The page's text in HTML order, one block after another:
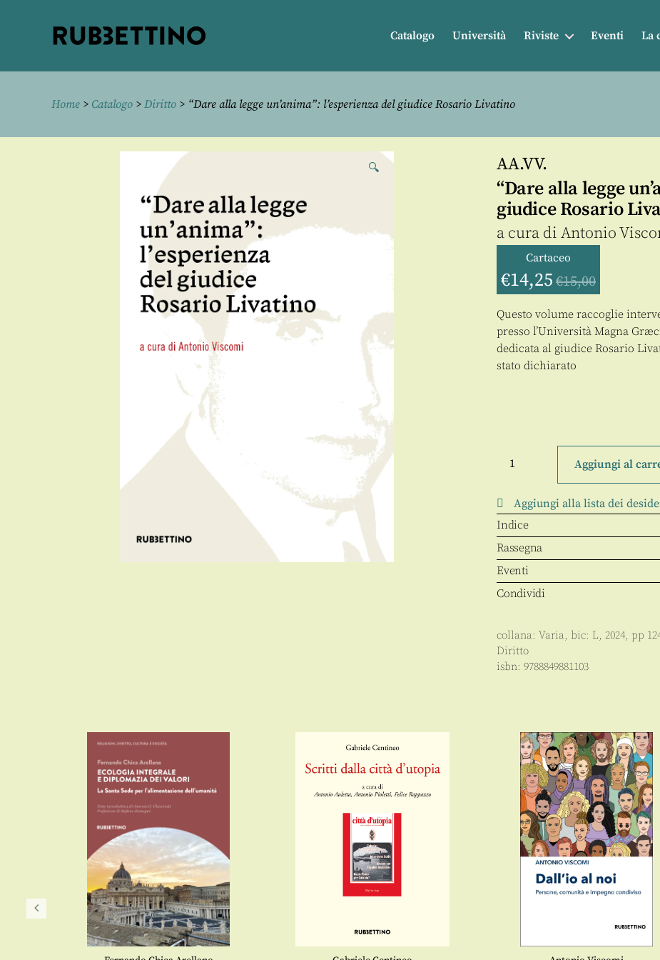
Catalogo Università Riviste Eventi La
Home > Catalogo > Diritto > “Dare alla legge un’anima”: l’esperienza del giudice Rosario Livatino
🔍 AA.VV.
“Dare alla legge
giudice Rosario
a cura di Antonio
Cartaceo
€14,25 €15,00
Questo volume raccoglie
presso l’Università Magna
dedicata al giudice Rosario
stato dichiarato
alla
l'esperienza
del
giudice
Rosario
Livatino
quantità
Aggiungi al
Aggiungi alla lista dei
Indice
Rassegna
Eventi
Condividi
collana: Varia, bic: L, 2024, pp
Diritto
isbn: 9788849881103